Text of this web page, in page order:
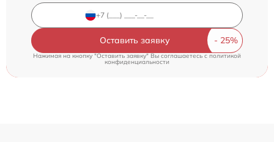
Оставить заявку
Нажимая на кнопку "Оставить заявку" Вы соглашаетесь cполитикой
конфиденциальности